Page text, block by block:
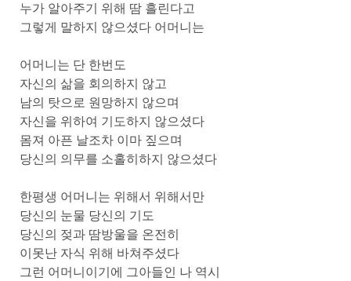
누가 알아주기 위해 땀 흘린다고
그렇게 말하지 않으셨다 어머니는
어머니는 단 한번도
자신의 삶을 회의하지 않고
남의 탓으로 원망하지 않으며
자신을 위하여 기도하지 않으셨다
몸져 아픈 날조차 이마 짚으며
당신의 의무를 소홀히하지 않으셨다
한평생 어머니는 위해서 위해서만
당신의 눈물 당신의 기도
당신의 젖과 땀방울을 온전히
이못난 자식 위해 바쳐주셨다
그런 어머니이기에 그아들인 나 역시